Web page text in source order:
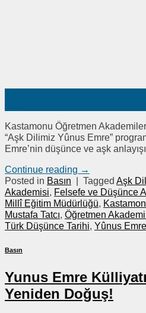
Kastamonu Öğretmen
“Aşk Dilimiz Yûnus Emre”
Emre’nin düşünce ve aşk
Continue reading →
Posted in Basın | Tagged Aşk
Akademisi, Felsefe ve Düşünce
Millî Eğitim Müdürlüğü,
Mustafa Tatcı, Öğretmen
Türk Düşünce Tarihi, Yûnus Emre
Basın
Yunus Emre
Yeniden Doğuş!